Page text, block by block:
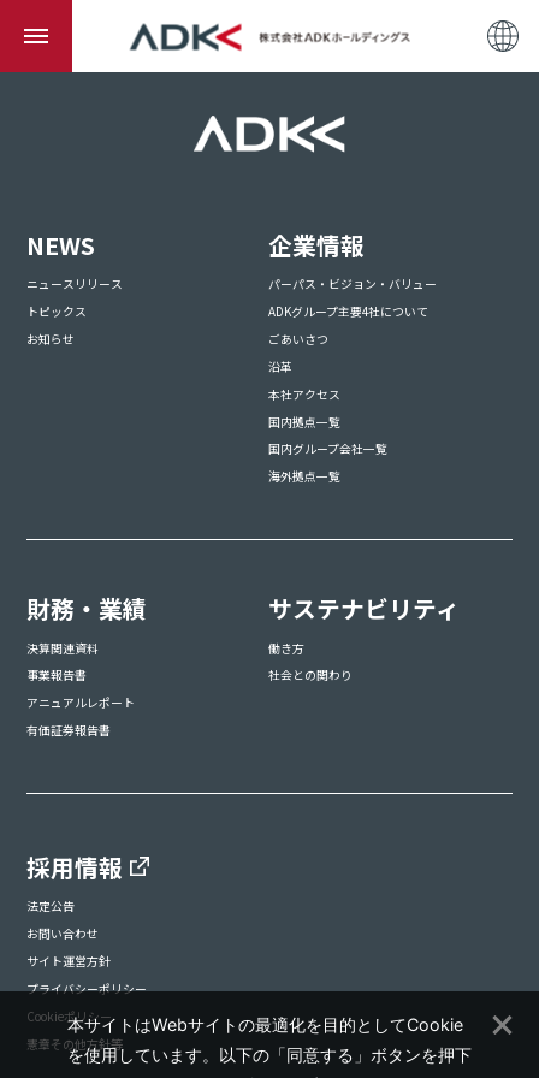
NEWS
ニュースリリース
トピックス
お知らせ
企業情報
パーパス・ビジョン・バリュー
ADKグループ主要4社について
ごあいさつ
沿革
本社アクセス
国内拠点一覧
国内グループ会社一覧
海外拠点一覧
財務・業績
決算関連資料
事業報告書
アニュアルレポート
有価証券報告書
サステナビリティ
働き方
社会との関わり
採用情報
法定公告
お問い合わせ
サイト運営方針
プライバシーポリシー
Cookieポリシー
憲章その他方針等
本サイトはWebサイトの最適化を目的としてCookie
を使用しています。以下の「同意する」ボタンを押下